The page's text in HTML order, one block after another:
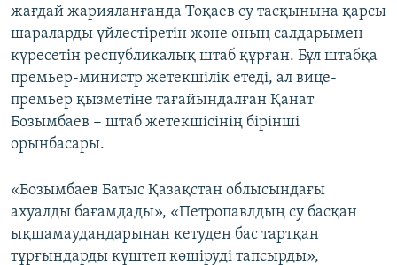
жағдай жарияланғанда Тоқаев су тасқынына қарсы
шараларды үйлестіретін және оның салдарымен
күресетін республикалық штаб құрған. Бұл штабқа
премьер-министр жетекшілік етеді, ал вице-
премьер қызметіне тағайындалған Қанат
Бозымбаев − штаб жетекшісінің бірінші
орынбасары.
«Бозымбаев Батыс Қазақстан облысындағы
ахуалды бағамдады», «Петропавлдың су басқан
ықшамаудандарынан кетуден бас тартқан
тұрғындарды күштеп көшіруді тапсырды»,